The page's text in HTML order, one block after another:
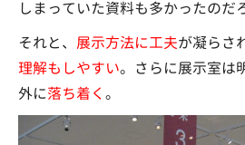
しまっていた資料も多かったのだ
それと、 展示方法に工夫が凝らさ
理解もしやすい。さらに展示室は
外に落ち着く。